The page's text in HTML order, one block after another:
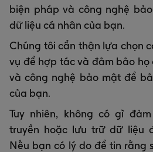
biện pháp và công nghệ
dữ liệu cá nhân của bạn.
Chúng tôi cẩn thận lựa chọn
vụ để hợp tác và đảm bảo họ
và công nghệ bảo mật để
của bạn.
Tuy nhiên, không có gì
truyền hoặc lưu trữ dữ liệu
Nếu bạn có lý do để tin rằng